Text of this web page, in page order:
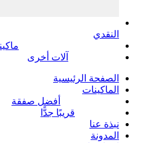
النقدي
آلات أخرى
الصفحة الرئيسية
الماكينات
أفضل صفقة
قريبًا جدًّا
نبذة عنا
المدونة